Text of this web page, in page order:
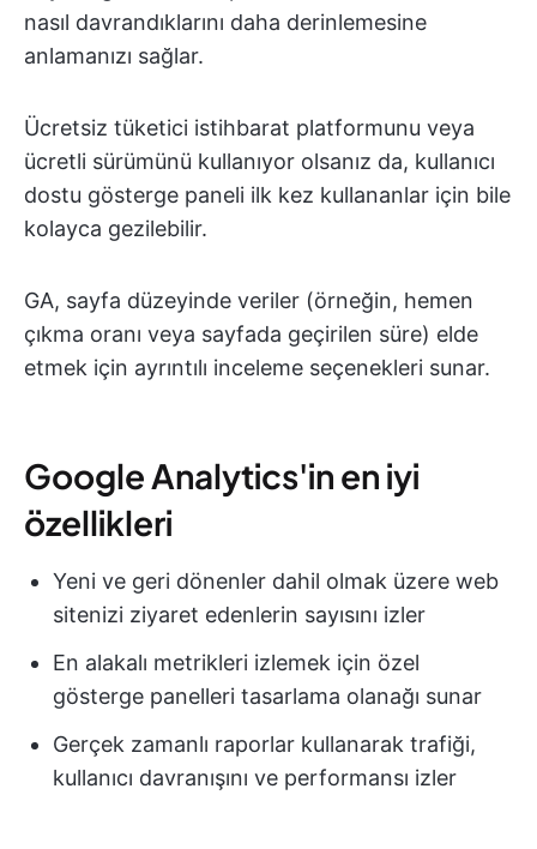
nasıl davrandıklarını daha derinlemesine
anlamanızı sağlar.
Ücretsiz tüketici istihbarat platformunu veya
ücretli sürümünü kullanıyor olsanız da, kullanıcı
dostu gösterge paneli ilk kez kullananlar için bile
kolayca gezilebilir.
GA, sayfa düzeyinde veriler (örneğin, hemen
çıkma oranı veya sayfada geçirilen süre) elde
etmek için ayrıntılı inceleme seçenekleri sunar.
Google Analytics'in en iyi
özellikleri
Yeni ve geri dönenler dahil olmak üzere web
sitenizi ziyaret edenlerin sayısını izler
En alakalı metrikleri izlemek için özel
gösterge panelleri tasarlama olanağı sunar
Gerçek zamanlı raporlar kullanarak trafiği,
kullanıcı davranışını ve performansı izler